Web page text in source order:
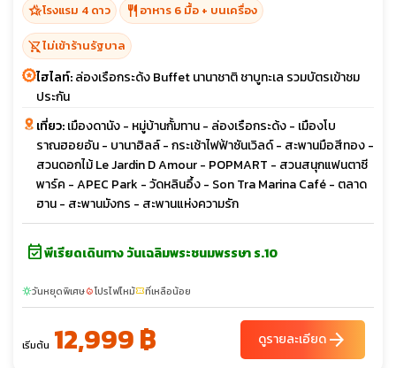
hotel_classโรงแรม 4 ดาว restaurant อาหาร 6 มื้อ + บนเครื่อง
shopping_cart_offไม่เข้าร้านรัฐบาล
ไฮไลท์:ล่องเรือกระด้ง Buffet นานาชาติ ชาบูทะเล รวมบัตรเข้าชม
ประกัน
เที่ยว:เมืองดานัง - หมู่บ้านกั้มทาน - ล่องเรือกระด้ง - เมืองโบ
ราณฮอยอัน - บานาฮิลล์ - กระเช้าไฟฟ้าซันเวิลด์ - สะพานมือสีทอง -
สวนดอกไม้ Le Jardin D Amour - POPMART - สวนสนุกแฟนตาซี
พาร์ค - APEC Park - วัดหลินอึ้ง - Son Tra Marina Café - ตลาด
ฮาน - สะพานมังกร - สะพานแห่งความรัก
event_availableพีเรียดเดินทาง วันเฉลิมพระชนมพรรษา ร.10
sunnyวันหยุดพิเศษlocal_fire_departmentโปรไฟไหม้confirmation_numberที่เหลือน้อย
เริ่มต้น 12,999 ฿ ดูรายละเอียดarrow_forward